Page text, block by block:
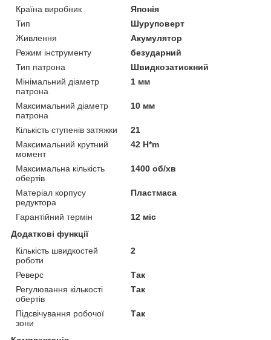
Країна виробник
Японія
Тип
Шуруповерт
Живлення
Акумулятор
Режим інструменту
безударний
Тип патрона
Швидкозатискний
Мінімальний діаметр
патрона
1 мм
Максимальний діаметр
патрона
10 мм
Кількість ступенів затяжки
21
Максимальний крутний
момент
42 H*m
Максимальна кількість
обертів
1400 об/хв
Матеріал корпусу
редуктора
Пластмаса
Гарантійний термін
12 міс
Додаткові функції
Кількість швидкостей
роботи
2
Реверс
Так
Регулювання кількості
обертів
Так
Підсвічування робочої
зони
Так